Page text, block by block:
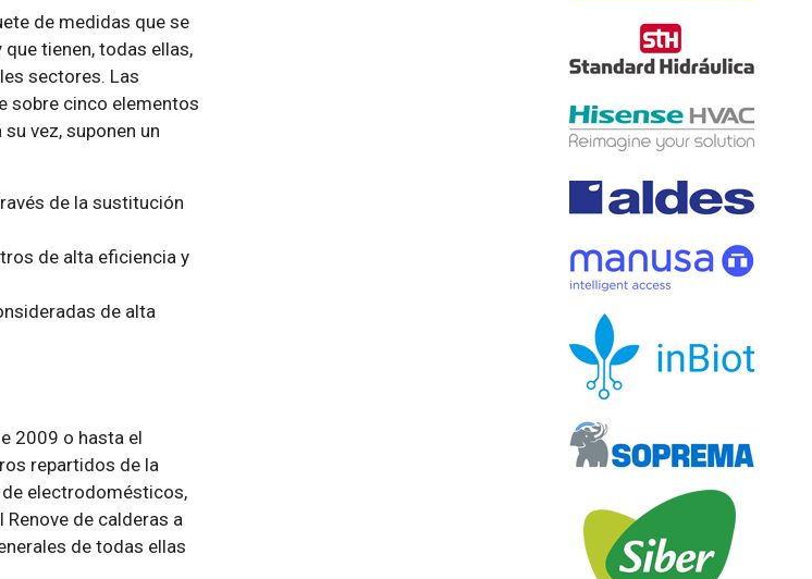
de medidas que se
tienen, todas ellas,
sectores. Las
sobre cinco elementos
vez, suponen un
de la sustitución
de alta eficiencia y
de alta
2009 o hasta el
repartidos de la
de electrodomésticos,
de calderas a
de todas ellas